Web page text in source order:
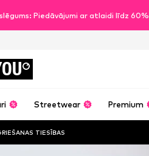
Piedāvājumi ar atlaidi līdz 60%
Streetwear Premium
TIESĪBAS